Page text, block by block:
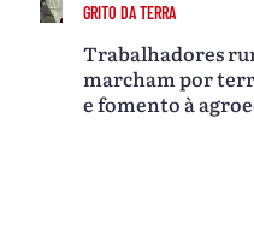
GRITO DA TERRA
Trabalhadores
marcham por
e fomento à